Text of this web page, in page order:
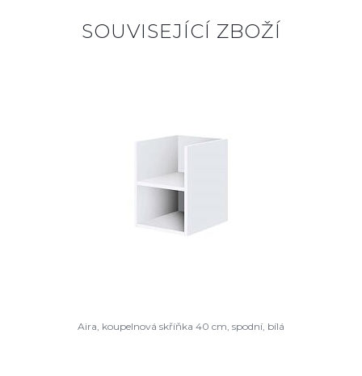
SOUVISEJÍCÍ ZBOŽÍ
Aira, koupelnová skříňka 40 cm, spodní, bílá